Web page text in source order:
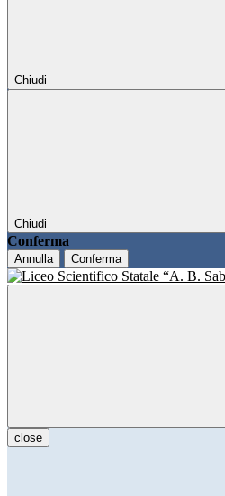
Chiudi
Chiudi
Conferma
Annulla Conferma
close